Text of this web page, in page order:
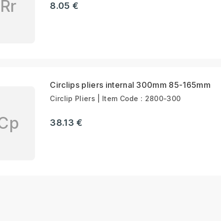
Rr 8.05 €
Circlips pliers internal 300mm 85-165mm
Circlip Pliers | Item Code : 2800-300
38.13 €